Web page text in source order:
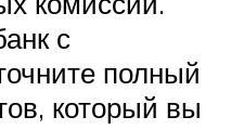
с
полный
который вы